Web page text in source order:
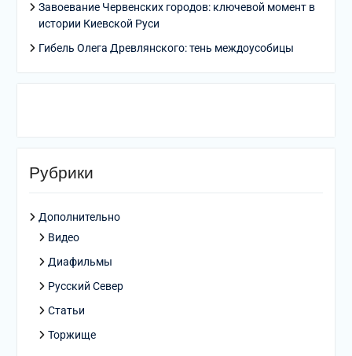
Завоевание Червенских городов: ключевой момент в
истории Киевской Руси
Гибель Олега Древлянского: тень междоусобицы
Рубрики
Дополнительно
Видео
Диафильмы
Русский Север
Статьи
Торжище